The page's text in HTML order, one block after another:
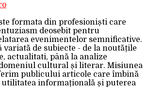
formata din profesioniști care
deosebit pentru
evenimentelor semnificative.
variată de subiecte - de la noutățile
actualitati, până la analize
cultural și literar. Misiunea
publicului articole care îmbină
informațională și puterea